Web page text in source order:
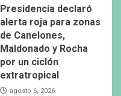
Presidencia declaró
alerta roja para zonas
de Canelones,
Maldonado y Rocha
por un ciclón
extratropical
agosto 6, 2026